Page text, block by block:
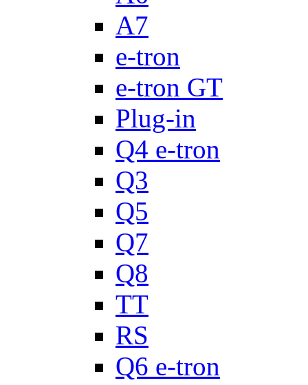
A7
e-tron
e-tron GT
Plug-in
Q4 e-tron
Q3
Q5
Q7
Q8
TT
RS
Q6 e-tron